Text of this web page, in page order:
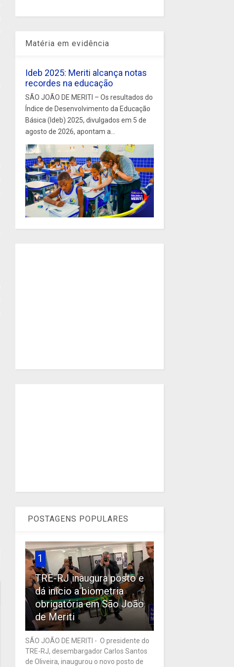
Matéria em evidência
Ideb 2025: Meriti alcança notas
recordes na educação
SÃO JOÃO DE MERITI – Os resultados do
Índice de Desenvolvimento da Educação
Básica (Ideb) 2025, divulgados em 5 de
agosto de 2026, apontam a...
POSTAGENS POPULARES
1
TRE-RJ inaugura posto e
dá início a biometria
obrigatória em São João
de Meriti
SÃO JOÃO DE MERITI - O presidente do
TRE-RJ, desembargador Carlos Santos
de Oliveira, inaugurou o novo posto de